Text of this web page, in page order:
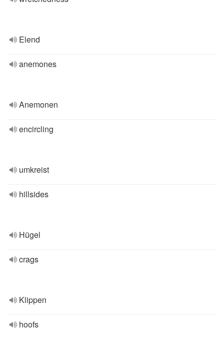
Elend
anemones
Anemonen
encircling
umkreist
hillsides
Hügel
crags
Klippen
hoofs